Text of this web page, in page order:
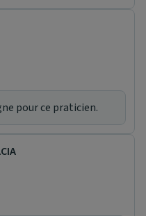
pour ce praticien.